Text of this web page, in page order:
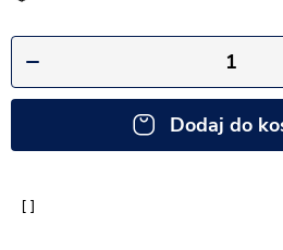
Dodaj do